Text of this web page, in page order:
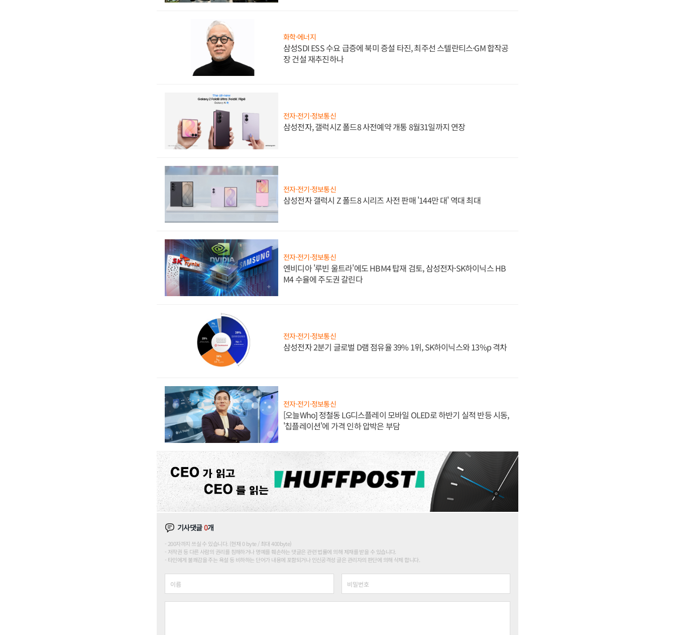
화학·에너지
삼성SDI ESS 수요 급증에 북미 증설 타진, 최주선 스텔란티스·GM 합작공
장 건설 재추진하나
전자·전기·정보통신
삼성전자, 갤럭시Z 폴드8 사전예약 개통 8월31일까지 연장
전자·전기·정보통신
삼성전자 갤럭시 Z 폴드8 시리즈 사전 판매 '144만 대' 역대 최대
전자·전기·정보통신
엔비디아 '루빈 울트라'에도 HBM4 탑재 검토, 삼성전자·SK하이닉스 HB
M4 수율에 주도권 갈린다
전자·전기·정보통신
삼성전자 2분기 글로벌 D램 점유율 39% 1위, SK하이닉스와 13%p 격차
전자·전기·정보통신
[오늘Who] 정철동 LG디스플레이 모바일 OLED로 하반기 실적 반등 시동,
'칩플레이션'에 가격 인하 압박은 부담
기사댓글0개
200자까지 쓰실 수 있습니다. (현재 0 byte / 최대 400byte)
저작권 등 다른 사람의 권리를 침해하거나 명예를 훼손하는 댓글은 관련 법률에 의해 제재를 받을 수 있습니다.
타인에게 불쾌감을 주는 욕설 등 비하하는 단어가 내용에 포함되거나 인신공격성 글은 관리자의 판단에 의해 삭제 합니다.